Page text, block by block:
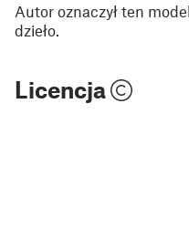
Autor oznaczył ten
dzieło.
Licencja